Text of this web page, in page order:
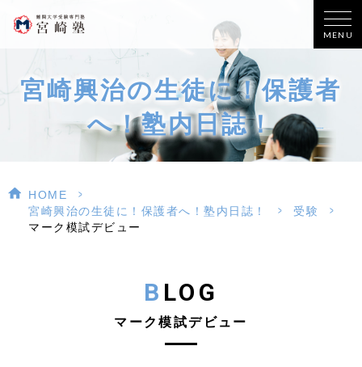
MENU
宮崎興治の生徒に！保護者
へ！塾内日誌！
HOME
>
宮崎興治の生徒に！保護者へ！塾内日誌！
> 受験
>
マーク模試デビュー
BLOG
マーク模試デビュー